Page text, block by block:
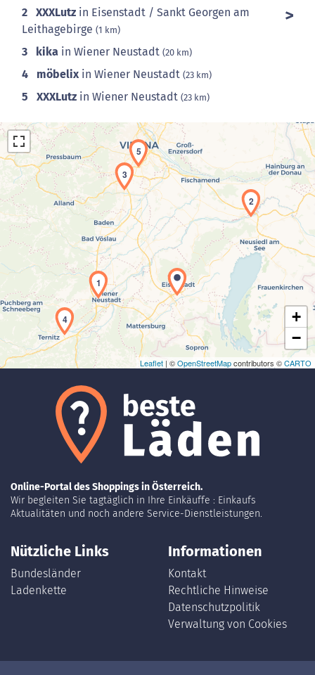
2 XXXLutz in Eisenstadt / Sankt Georgen am
Leithagebirge (1 km)
3 kika in Wiener Neustadt (20 km)
4 möbelix in Wiener Neustadt (23 km)
5 XXXLutz in Wiener Neustadt (23 km)
Laden der Karte...
1
2
3
4
5
+
−
Leaflet | ©OpenStreetMapcontributors ©CARTO
Online-Portal des Shoppings in Österreich.
Wir begleiten Sie tagtäglich in Ihre Einkäuffe : Einkaufs
Aktualitäten und noch andere Service-Dienstleistungen.
Nützliche Links
Bundesländer
Ladenkette
Informationen
Kontakt
Rechtliche Hinweise
Datenschutzpolitik
Verwaltung von Cookies